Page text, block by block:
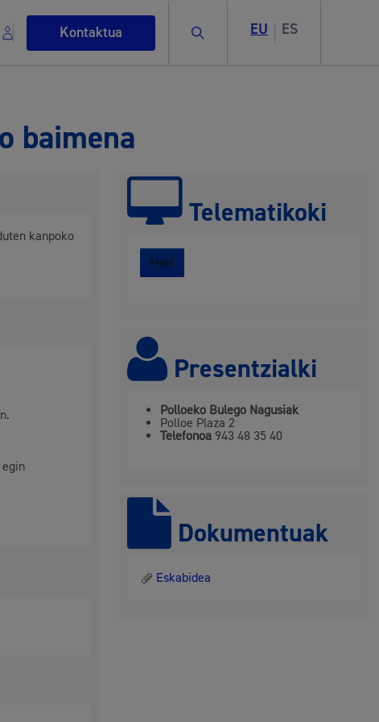
Kontaktua Bilatu EU ES
baimena
Telematikoki
Hasi
Presentzialki
Polloeko Bulego Nagusiak
Polloe Plaza 2
Telefonoa 943 48 35 40
Dokumentuak
Eskabidea
kanpoko
egin